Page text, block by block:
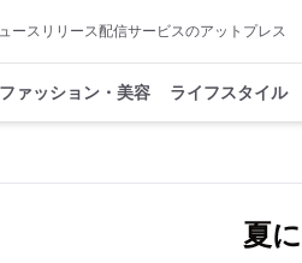
ースリリース配信サービスのアットプレス
ファッション・美容 ライフスタイル
夏